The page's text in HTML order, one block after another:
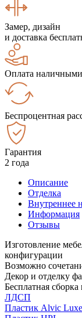
Замер, дизайн
и доставка
Оплата
Беспроцентная
Гарантия
2 года
Описание
Отделка
Внутреннее
Информация
Отзывы
Изготовление
конфигурации
Возможно
Декор и отделку
Бесплатная
ЛДСП
Пластик Alvic Luxe